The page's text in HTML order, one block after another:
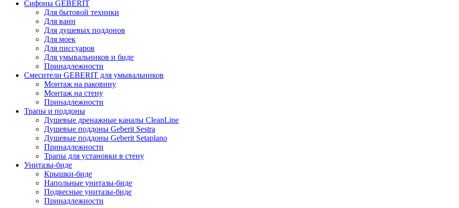
Сифоны GEBERIT
Для бытовой техники
Для ванн
Для душевых поддонов
Для моек
Для писсуаров
Для умывальников и биде
Принадлежности
Смесители GEBERIT для умывальников
Монтаж на раковину
Монтаж на стену
Принадлежности
Трапы и поддоны
Душевые дренажные каналы CleanLine
Душевые поддоны Geberit Sestra
Душевые поддоны Geberit Setaplano
Принадлежности
Трапы для установки в стену
Унитазы-биде
Крышки-биде
Напольные унитазы-биде
Подвесные унитазы-биде
Принадлежности